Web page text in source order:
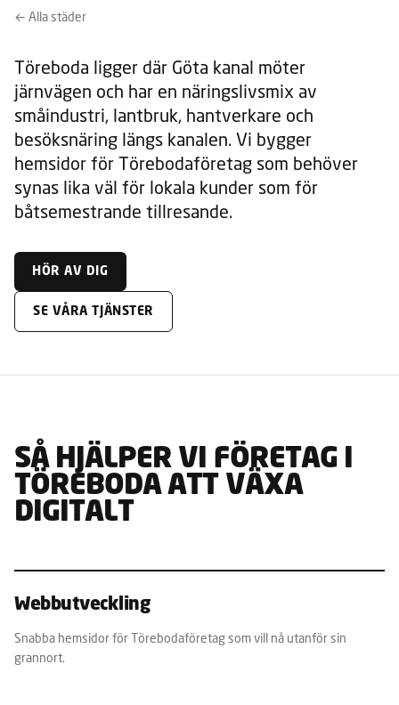
← Alla städer
Töreboda ligger där Göta kanal möter
järnvägen och har en näringslivsmix av
småindustri, lantbruk, hantverkare och
besöksnäring längs kanalen. Vi bygger
hemsidor för Törebodaföretag som behöver
synas lika väl för lokala kunder som för
båtsemestrande tillresande.
HÖR AV DIG
SE VÅRA TJÄNSTER
SÅ HJÄLPER VI FÖRETAG I
TÖREBODA ATT VÄXA
DIGITALT
Webbutveckling
Snabba hemsidor för Törebodaföretag som vill nå utanför sin
grannort.